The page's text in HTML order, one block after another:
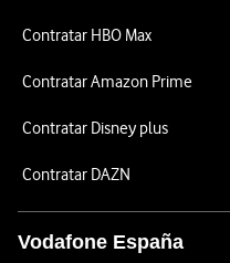
Contratar HBO Max
Contratar Amazon Prime
Contratar Disney plus
Contratar DAZN
Vodafone España